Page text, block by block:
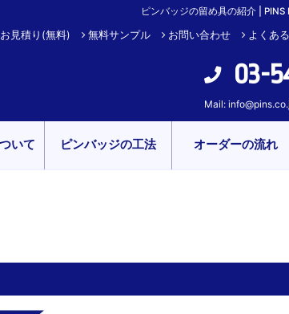
ピンバッジの留め具の紹介 |
お見積り(無料) 無料サンプル お問い合わせ よくあ
03-
Mail:
いて ピンバッジの工法 オーダーの流れ